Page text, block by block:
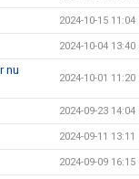
2024-10-15 11:04
2024-10-04 13:40
nu
2024-10-01 11:20
2024-09-23 14:04
2024-09-11 13:11
2024-09-09 16:15